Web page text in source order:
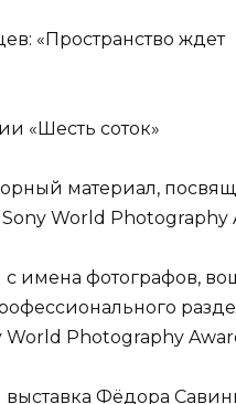
«Пространство ждет
«Шесть соток»
материал,
Sony World Photography
имена фотографов,
World Photography
выставка Фёдора